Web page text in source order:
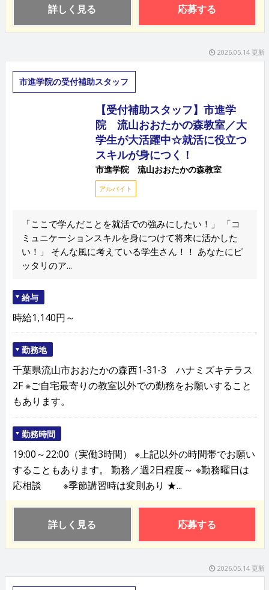
詳しく見る 応募する
2026.05.14 更新
市進学院の受付補助スタッフ
【受付補助スタッフ】市進学
院 流山おおたかの森教室／大
学生が大活躍中☆就活に役立つ
スキルが身につく！
市進学院 流山おおたかの森教室
アルバイト
「ここで学んだことを就活での強みにしたい！」 「コ
ミュニケーションスキルを身につけて将来に活かした
い！」 そんな風に考えている学生さん！！ あなたにピ
ッタリのア...
給与
時給1,140円～
勤務地
千葉県流山市おおたかの森西1-31-3 ハナミズキテラス
2F ※ご自宅最寄りの教室以外での勤務をお願いすること
もあります。
勤務時間
19:00～22:00（実働3時間） ※上記以外の時間帯でお願い
することもあります。 勤務／週2日程度～ ※勤務曜日は
応相談 ※季節講習時は変則あり ★...
詳しく見る 応募する
2026.05.14 更新